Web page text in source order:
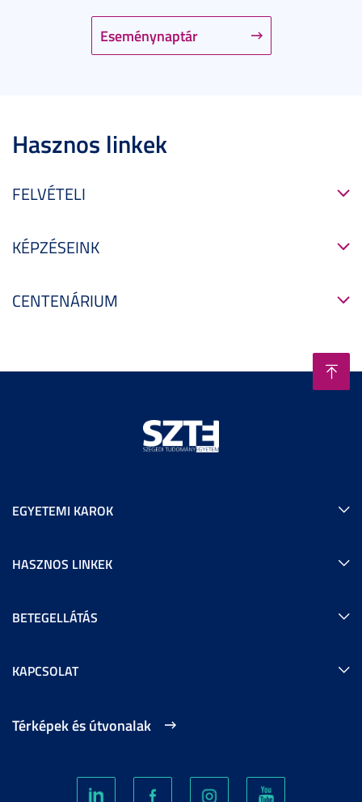
Eseménynaptár
Hasznos linkek
FELVÉTELI
KÉPZÉSEINK
CENTENÁRIUM
EGYETEMI KAROK
HASZNOS LINKEK
BETEGELLÁTÁS
KAPCSOLAT
Térképek és útvonalak